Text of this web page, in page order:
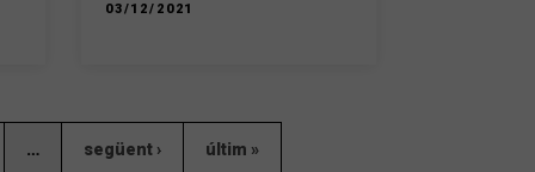
03/12/2021
… següent › últim »